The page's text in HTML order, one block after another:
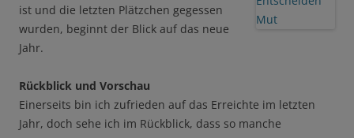
ist und die letzten Plätzchen gegessen
wurden, beginnt der Blick auf das neue
Jahr.
Rückblick und Vorschau
Einerseits bin ich zufrieden auf das Erreichte im letzten
Jahr, doch sehe ich im Rückblick, dass so manche